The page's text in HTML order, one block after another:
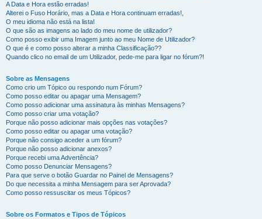
A Data e Hora estão erradas!
Alterei o Fuso Horário, mas a Data e Hora continuam erradas!,
O meu idioma não está na lista!
O que são as imagens ao lado do meu nome de utilizador?
Como posso exibir uma Imagem junto ao meu Nome de Utilizador?
O que é e como posso alterar a minha Classificação??
Quando clico no email de um Utilizador, pede-me para ligar no fórum?!
Sobre as Mensagens
Como crio um Tópico ou respondo num Fórum?
Como posso editar ou apagar uma Mensagem?
Como posso adicionar uma assinatura às minhas Mensagens?
Como posso criar uma votação?
Porque não posso adicionar mais opções nas votações?
Como posso editar ou apagar uma votação?
Porque não consigo aceder a um fórum?
Porque não posso adicionar anexos?
Porque recebi uma Advertência?
Como posso Denunciar Mensagens?
Para que serve o botão Guardar no Painel de Mensagens?
Do que necessita a minha Mensagem para ser Aprovada?
Como posso ressuscitar os meus Tópicos?
Sobre os Formatos e Tipos de Tópicos